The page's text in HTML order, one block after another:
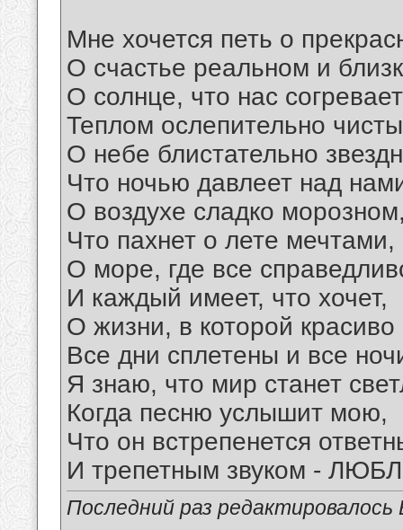
Мне хочется петь о
О счастье реальном и
О солнце, что нас согревает
Теплом ослепительно
О небе блистательно
Что ночью давлеет над
О воздухе сладко
Что пахнет о лете мечтами,
О море, где все
И каждый имеет, что хочет,
О жизни, в которой красиво
Все дни сплетены и все
Я знаю, что мир станет
Когда песню услышит мою,
Что он встрепенется
И трепетным звуком -
Последний раз